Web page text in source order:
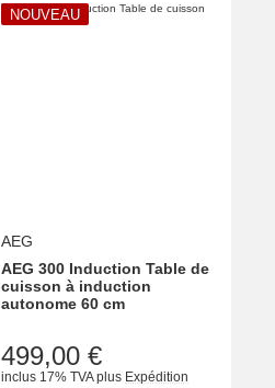
NOUVEAU
AEG
AEG 300 Induction Table de
cuisson à induction
autonome 60 cm
499,00 €
inclus 17% TVAplus Expédition